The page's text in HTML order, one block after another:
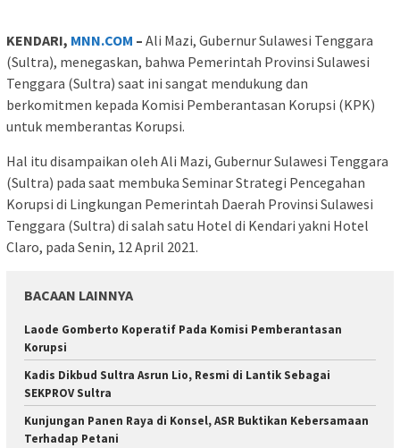
KENDARI, MNN.COM – Ali Mazi, Gubernur Sulawesi Tenggara
(Sultra), menegaskan, bahwa Pemerintah Provinsi Sulawesi
Tenggara (Sultra) saat ini sangat mendukung dan
berkomitmen kepada Komisi Pemberantasan Korupsi (KPK)
untuk memberantas Korupsi.
Hal itu disampaikan oleh Ali Mazi, Gubernur Sulawesi Tenggara
(Sultra) pada saat membuka Seminar Strategi Pencegahan
Korupsi di Lingkungan Pemerintah Daerah Provinsi Sulawesi
Tenggara (Sultra) di salah satu Hotel di Kendari yakni Hotel
Claro, pada Senin, 12 April 2021.
BACAAN LAINNYA
Laode Gomberto Koperatif Pada Komisi Pemberantasan
Korupsi
Kadis Dikbud Sultra Asrun Lio, Resmi di Lantik Sebagai
SEKPROV Sultra
Kunjungan Panen Raya di Konsel, ASR Buktikan Kebersamaan
Terhadap Petani